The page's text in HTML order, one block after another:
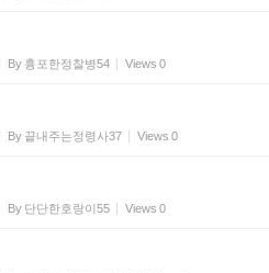
By 흉포한정찰병54 Views 0
By 끝내주는정령사37 Views 0
By 단단한호랑이55 Views 0